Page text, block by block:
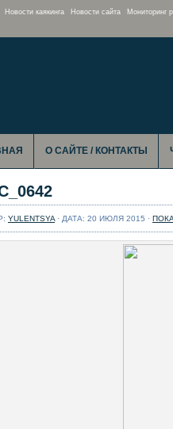
Новости каякинга Новости сайта Мониторинг
О САЙТЕ / КОНТАКТЫ
YULENTSYA · ДАТА: 20 ИЮЛЯ 2015 ·